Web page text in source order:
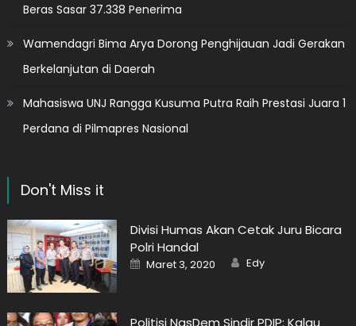
Beras Sasar 37.338 Penerima
Wamendagri Bima Arya Dorong Penghijauan Jadi Gerakan
Berkelanjutan di Daerah
Mahasiswa UNJ Rangga Kusuma Putra Raih Prestasi Juara 1
Perdana di Pilmapres Nasional
Don't Miss it
Divisi Humas Akan Cetak Juru Bicara
Polri Handal
Posted
on
Maret 3, 2020 Author
Edy
Politisi NasDem Sindir PDIP: Kalau